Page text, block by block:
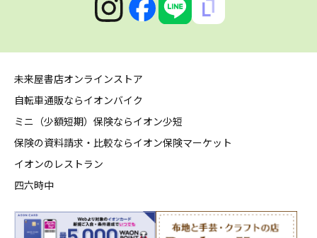
未来屋書店オンラインストア
自転車通販ならイオンバイク
ミニ（少額短期）保険ならイオン少短
保険の資料請求・比較ならイオン保険マーケット
イオンのレストラン
四六時中